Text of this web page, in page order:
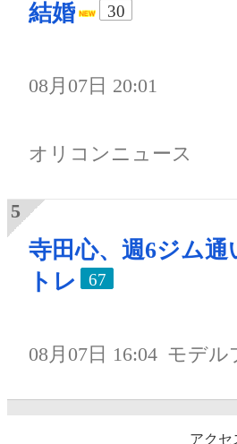
結婚
30
08月07日 20:01
オリコンニュース
寺田心、週6ジム通
トレ
67
08月07日 16:04 モデル
アクセ